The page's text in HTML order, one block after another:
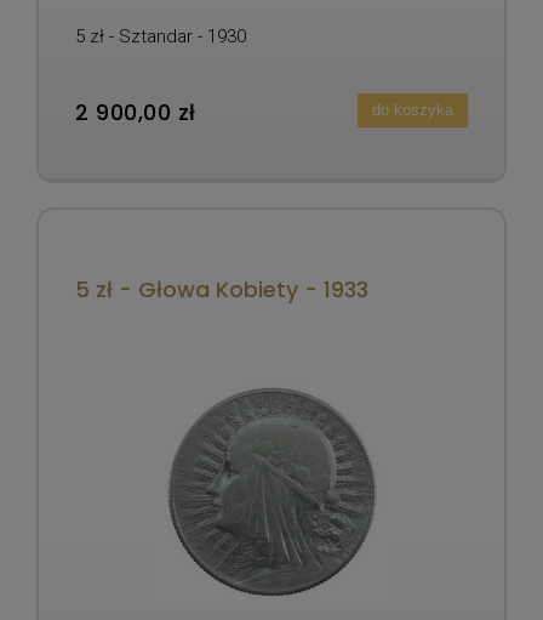
5 zł - Sztandar - 1930
2 900,00 zł do koszyka
5 zł - Głowa Kobiety - 1933